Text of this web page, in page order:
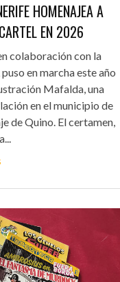
HOMENAJEA A
EN 2026
colaboración con la
en marcha este año
Mafalda, una
en el municipio de
de Quino. El certamen,